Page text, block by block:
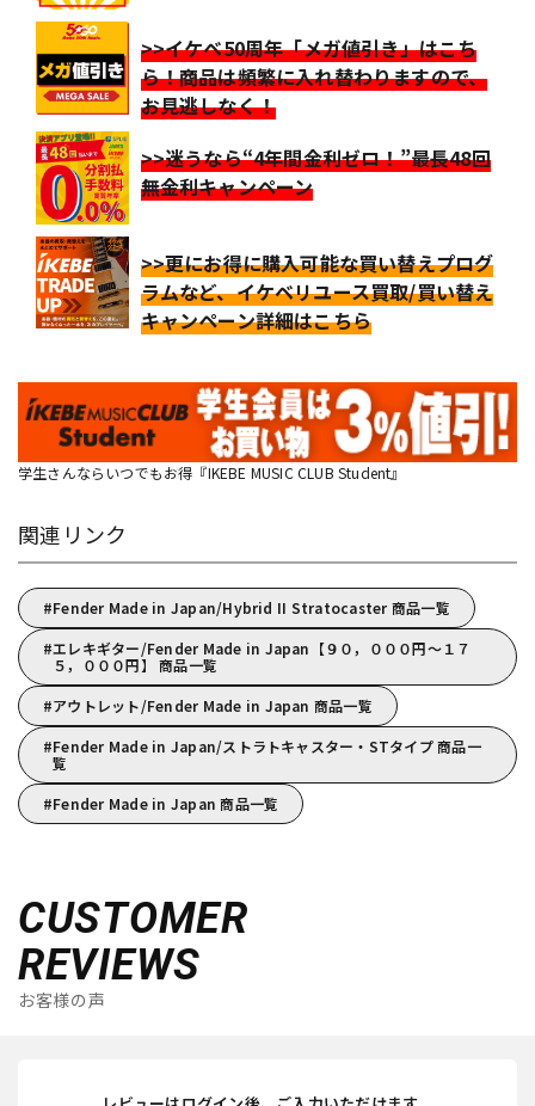
>>イケベ50周年「メガ値引き」はこち
ら！商品は頻繁に入れ替わりますので、
お見逃しなく！
>>迷うなら“4年間金利ゼロ！”最長48回
無金利キャンペーン
>>更にお得に購入可能な買い替えプログ
ラムなど、イケベリユース買取/買い替え
キャンペーン詳細はこちら
学生さんならいつでもお得『IKEBE MUSIC CLUB Student』
関連リンク
Fender Made in Japan/Hybrid II Stratocaster 商品一覧
エレキギター/Fender Made in Japan【９０，０００円～１７
５，０００円】 商品一覧
アウトレット/Fender Made in Japan 商品一覧
Fender Made in Japan/ストラトキャスター・STタイプ 商品一
覧
Fender Made in Japan 商品一覧
CUSTOMER
REVIEWS
お客様の声